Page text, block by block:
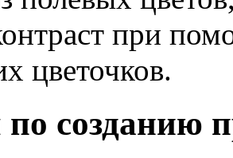
при
цветочков.
созданию